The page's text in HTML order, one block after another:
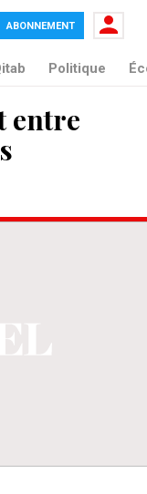
ABONNEMENT
Politique
entre